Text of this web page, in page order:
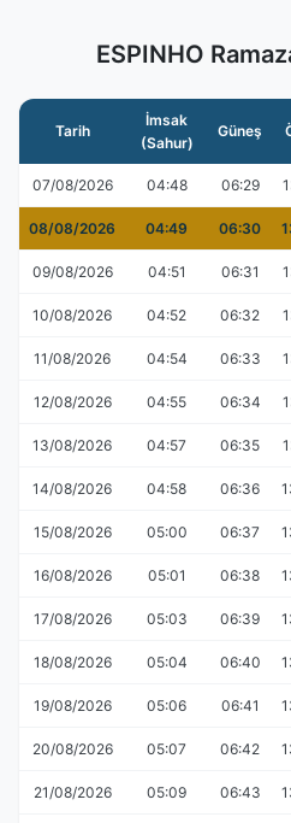
ESPINHO
Tarih
İmsak
(Sahur)
Güneş
07/08/2026 04:48 06:29
08/08/2026 04:49 06:30
09/08/2026 04:51 06:31
10/08/2026 04:52 06:32
11/08/2026 04:54 06:33
12/08/2026 04:55 06:34
13/08/2026 04:57 06:35
14/08/2026 04:58 06:36
15/08/2026 05:00 06:37
16/08/2026 05:01 06:38
17/08/2026 05:03 06:39
18/08/2026 05:04 06:40
19/08/2026 05:06 06:41
20/08/2026 05:07 06:42
21/08/2026 05:09 06:43